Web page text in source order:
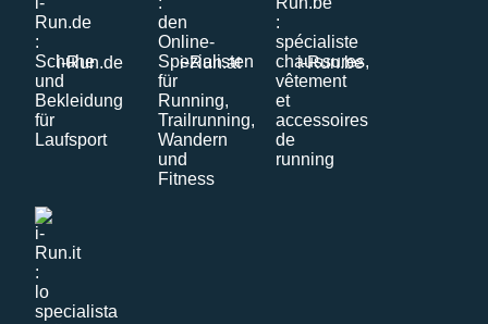
i-Run.de i-Run.at i-Run.be